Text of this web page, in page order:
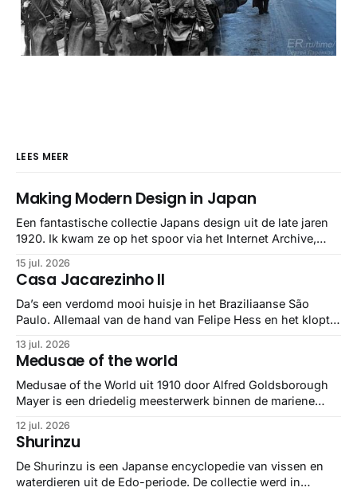
LEES MEER
Making Modern Design in Japan
Een fantastische collectie Japans design uit de late jaren
1920. Ik kwam ze op het spoor via het Internet Archive,
gebundeld in een: boek ✨ Daarin hebben ze alle scans een
stuk netter getrokken, maar op deze manier vind ik ze er
minstens
15 jul. 2026
Casa Jacarezinho II
Da’s een verdomd mooi huisje in het Braziliaanse São
Paulo. Allemaal van de hand van Felipe Hess en het klopt
13 jul. 2026
Medusae of the world
Medusae of the World uit 1910 door Alfred Goldsborough
Mayer is een driedelig meesterwerk binnen de mariene
gedetailleerd overzicht van kwallensoorten en hun
taxonomie. Het boek staat bekend om de combinatie van
strikte wetenschap met prachtige, handgetekende
illustraties en kleurendrukplaten van Mayer zelf.
12 jul. 2026
Shurinzu
De Shurinzu is een Japanse encyclopedie van vissen en
waterdieren uit de Edo-periode. De collectie werd in